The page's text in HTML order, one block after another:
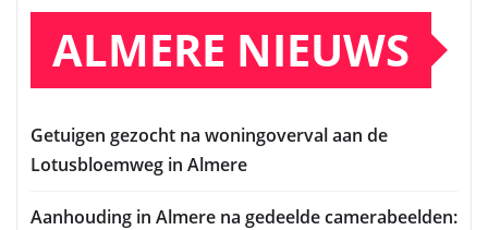
ALMERE NIEUWS
Getuigen gezocht na woningoverval aan de
Lotusbloemweg in Almere
Aanhouding in Almere na gedeelde camerabeelden: